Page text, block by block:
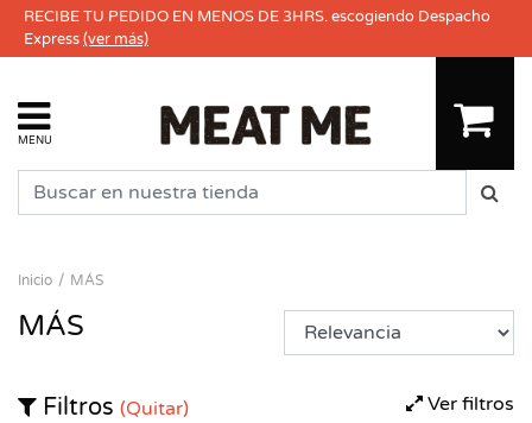
RECIBE TU PEDIDO EN MENOS DE 3HRS. escogiendo Despacho
Express(ver más)
MENU
Inicio MÁS
MÁS
Ver filtros
Filtros (Quitar)